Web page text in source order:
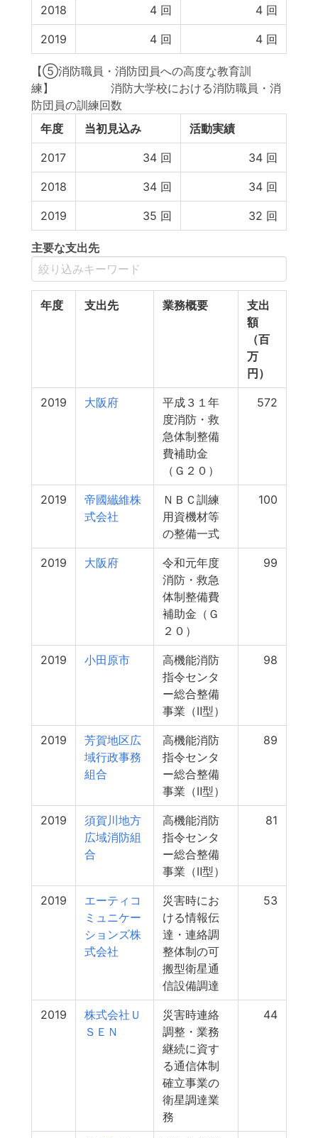
2018 4 回 4 回
2019 4 回 4 回
【⑤消防職員・消防団員への高度な教育訓
練】 消防大学校における消防職員・消
防団員の訓練回数
年度
当初見込み 活動実績
2017 34 回 34 回
2018 34 回 34 回
2019 35 回 32 回
主要な支出先
年度 支出先 業務概要
支出
額
（百
万
円）
2019 大阪府
平成３１年
度消防・救
急体制整備
費補助金
（Ｇ２０）
572
2019
帝國纎維株
式会社
ＮＢＣ訓練
用資機材等
の整備一式
100
2019 大阪府
令和元年度
消防・救急
体制整備費
補助金（Ｇ
２０）
99
2019 小田原市
高機能消防
指令センタ
ー総合整備
事業（Ⅱ型）
98
2019
芳賀地区広
域行政事務
組合
高機能消防
指令センタ
ー総合整備
事業（Ⅱ型）
89
2019
須賀川地方
広域消防組
合
高機能消防
指令センタ
ー総合整備
事業（Ⅱ型）
81
2019
エーティコ
ミュニケー
ションズ株
式会社
災害時にお
ける情報伝
達・連絡調
整体制の可
搬型衛星通
信設備調達
53
2019
株式会社Ｕ
ＳＥＮ
災害時連絡
調整・業務
継続に資す
る通信体制
確立事業の
衛星調達業
務
44